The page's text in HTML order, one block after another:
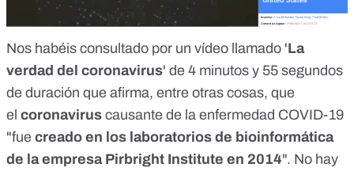
Nos habéis consultado por un vídeo llamado 'La
verdad del coronavirus' de 4 minutos y 55 segundos
de duración que afirma, entre otras cosas, que
el coronavirus causante de la enfermedad COVID-19
"fue creado en los laboratorios de bioinformática
de la empresa Pirbright Institute en 2014". No hay